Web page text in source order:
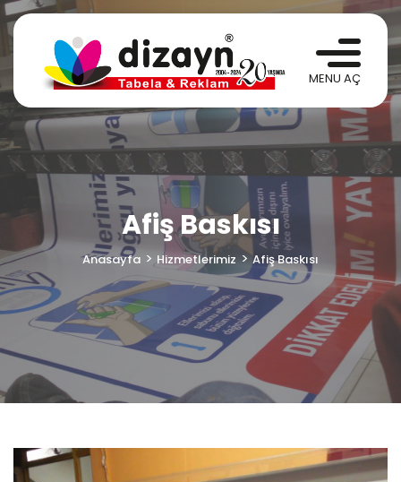
Afiş Baskısı
Anasayfa Hizmetlerimiz Afiş Baskısı